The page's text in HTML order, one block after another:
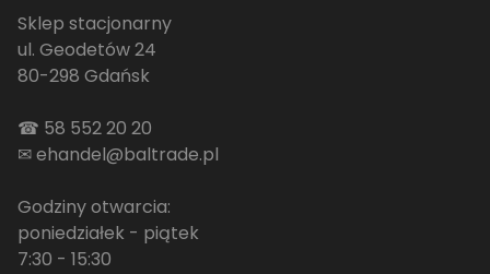
Sklep stacjonarny
ul. Geodetów 24
80-298 Gdańsk
☎ 58 552 20 20
✉ehandel@baltrade.pl
Godziny otwarcia:
poniedziałek - piątek
7:30 - 15:30